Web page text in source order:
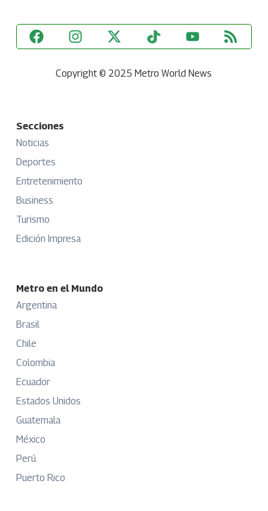
Copyright © 2025 Metro World News
Secciones
Noticias
Deportes
Entretenimiento
Business
Turismo
Edición Impresa
Metro en el Mundo
Argentina
Brasil
Chile
Colombia
Ecuador
Estados Unidos
Guatemala
México
Perú
Puerto Rico